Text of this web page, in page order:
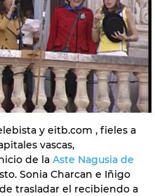
y eitb.com , fieles a
vascas,
de la Aste Nagusia de
Sonia Charcan e Iñigo
trasladar el recibiendo a